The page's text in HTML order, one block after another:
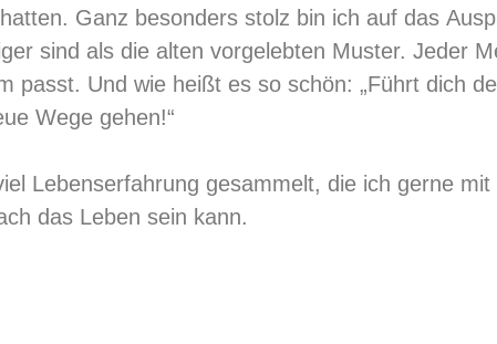
Ganz besonders stolz bin ich auf das
sind als die alten vorgelebten Muster. Jeder
passt. Und wie heißt es so schön: „Führt dich
Wege gehen!“
Lebenserfahrung gesammelt, die ich gerne mit
das Leben sein kann.